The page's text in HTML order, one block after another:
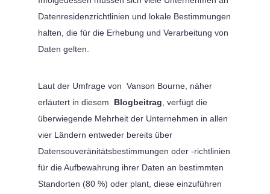
Datenresidenzrichtlinien und lokale Bestimmungen
halten, die für die Erhebung und Verarbeitung von
Daten gelten.
Laut der Umfrage von Vanson Bourne, näher
erläutert in diesem
Blogbeitrag , verfügt die
überwiegende Mehrheit der Unternehmen in allen
vier Ländern entweder bereits über
Datensouveränitätsbestimmungen oder -richtlinien
für die Aufbewahrung ihrer Daten an bestimmten
Standorten (80 %) oder plant, diese einzuführen